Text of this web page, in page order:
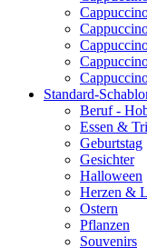
Standard-
Beruf -
Essen &
Geburtstag
Gesichter
Halloween
Herzen &
Ostern
Pflanzen
Souvenirs